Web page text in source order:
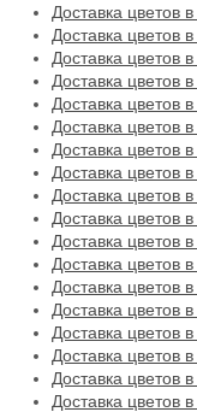
Доставка цветов
Доставка цветов
Доставка цветов
Доставка цветов
Доставка цветов
Доставка цветов
Доставка цветов
Доставка цветов
Доставка цветов
Доставка цветов
Доставка цветов
Доставка цветов
Доставка цветов
Доставка цветов
Доставка цветов
Доставка цветов
Доставка цветов
Доставка цветов